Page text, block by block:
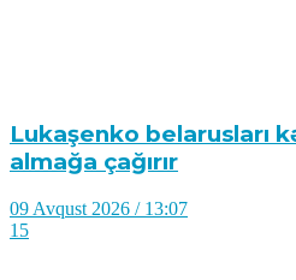
Lukaşenko belarusları
almağa çağırır
09 Avqust 2026 / 13:07
15